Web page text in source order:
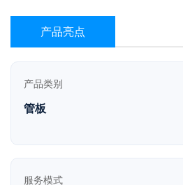
产品亮点
产品类别
管板
服务模式